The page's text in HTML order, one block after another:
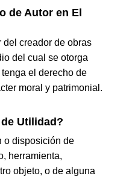
de Autor en El
del creador de obras
del cual se otorga
el derecho de
moral y patrimonial.
Utilidad?
o disposición de
herramienta,
objeto, o de alguna